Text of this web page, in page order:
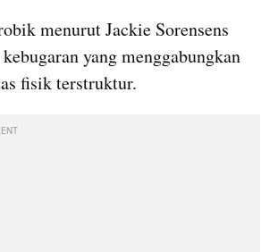
menurut Jackie Sorensens
yang menggabungkan
fisik terstruktur.